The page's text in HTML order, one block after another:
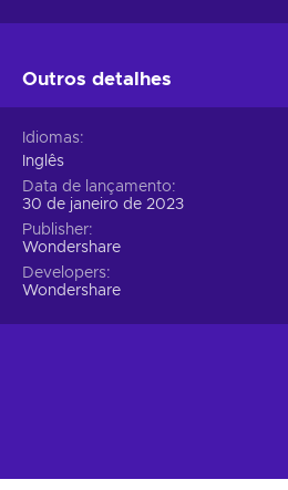
Outros detalhes
Idiomas
Inglês
Data de lançamento
30 de janeiro de 2023
Publisher
Wondershare
Developers
Wondershare